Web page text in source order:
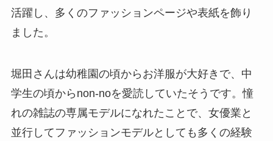
活躍し、多くのファッションページや表紙を飾り
ました。
堀田さんは幼稚園の頃からお洋服が大好きで、中
学生の頃からnon-noを愛読していたそうです。憧
れの雑誌の専属モデルになれたことで、女優業と
並行してファッションモデルとしても多くの経験